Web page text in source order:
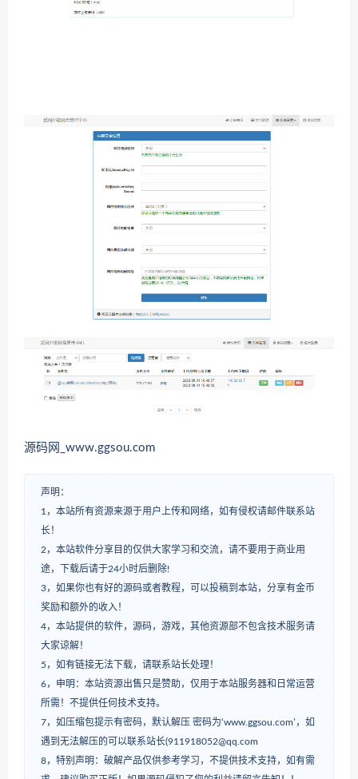
源码网_www.ggsou.com
声明：
1，本站所有资源来源于用户上传和网络，如有侵权请邮件联系站
长！
2，本站软件分享目的仅供大家学习和交流，请不要用于商业用
途，下载后请于24小时后删除!
3，如果你也有好的源码或者教程，可以投稿到本站，分享有金币
奖励和额外的收入！
4，本站提供的软件，源码，游戏，其他资源部不包含技术服务请
大家谅解！
5，如有链接无法下载，请联系站长处理！
6，申明：本站资源出售只是赞助，仅用于本站服务器和日常运营
所需！不提供任何技术支持。
7，如压缩包提示有密码，默认解压 密码为‘www.ggsou.com’，如
遇到无法解压的可以联系站长(911918052@qq.com
8，特别声明：破解产品仅供参考学习，不提供技术支持，如有需